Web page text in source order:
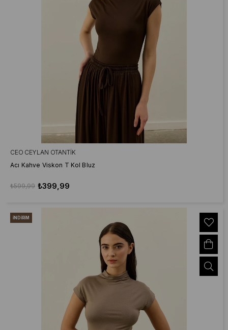
CEO CEYLAN OTANTIK
Acı Kahve Viskon T Kol Bluz
₺399,99
₺599,99
İNDIRIM